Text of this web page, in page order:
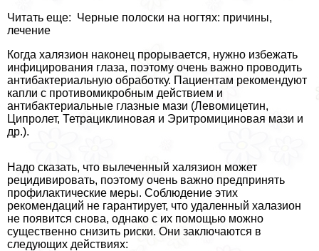
Читать еще: Черные полоски на ногтях: причины,
лечение
Когда халязион наконец прорывается, нужно избежать
инфицирования глаза, поэтому очень важно проводить
антибактериальную обработку. Пациентам рекомендуют
капли с противомикробным действием и
антибактериальные глазные мази (Левомицетин,
Ципролет, Тетрациклиновая и Эритромициновая мази и
др.).
Надо сказать, что вылеченный халязион может
рецидивировать, поэтому очень важно предпринять
профилактические меры. Соблюдение этих
рекомендаций не гарантирует, что удаленный халазион
не появится снова, однако с их помощью можно
существенно снизить риски. Они заключаются в
следующих действиях: